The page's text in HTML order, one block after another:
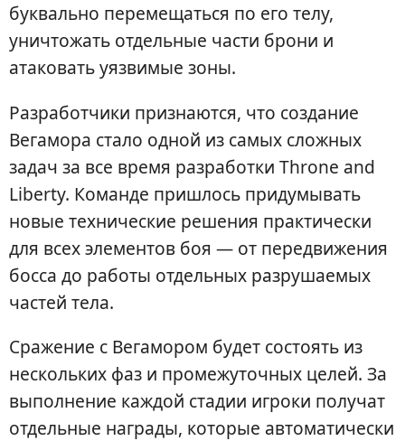
буквально перемещаться по его телу,
уничтожать отдельные части брони и
атаковать уязвимые зоны.
Разработчики признаются, что создание
Вегамора стало одной из самых сложных
задач за все время разработки Throne and
Liberty. Команде пришлось придумывать
новые технические решения практически
для всех элементов боя — от передвижения
босса до работы отдельных разрушаемых
частей тела.
Сражение с Вегамором будет состоять из
нескольких фаз и промежуточных целей. За
выполнение каждой стадии игроки получат
отдельные награды, которые автоматически